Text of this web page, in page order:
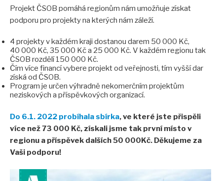
Projekt ČSOB pomáhá regionům nám umožňuje získat
podporu pro projekty na kterých nám záleží.
4 projekty v každém kraji dostanou darem 50 000 Kč,
40 000 Kč, 35 000 Kč a 25 000 Kč. V každém regionu tak
ČSOB rozdělí 150 000 Kč.
Čím více financí vybere projekt od veřejnosti, tím vyšší dar
získá od ČSOB.
Program je určen výhradně nekomerčním projektům
neziskových a příspěvkových organizací.
Do 6.1. 2022 probíhala sbírka, ve které jste přispěli
více než 73 000 Kč, získali jsme tak první místo v
regionu a příspěvek dalších 50 000Kč. Děkujeme za
Vaši podporu!